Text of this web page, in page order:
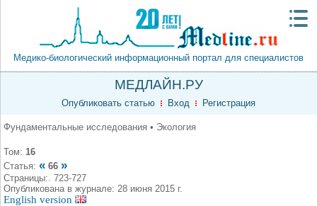
Медико-биологический информационный портал для специалистов
МЕДЛАЙН.РУ
Опубликовать статью Вход Регистрация
Фундаментальные исследования • Экология
Том: 16
Статья: « 66 »
Страницы:. 723-727
Опубликована в журнале: 28 июня 2015 г.
English version